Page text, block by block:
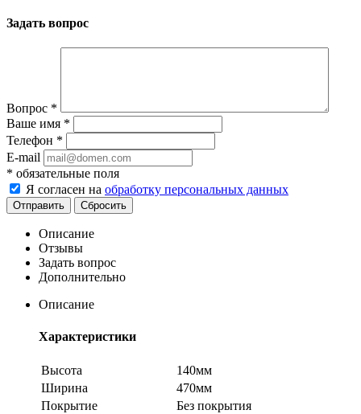
Задать вопрос
Вопрос *
Ваше имя *
Телефон *
E-mail
* обязательные поля
Я согласен на обработку персональных данных
Сбросить
Описание
Отзывы
Задать вопрос
Дополнительно
Описание
Характеристики
Высота
140мм
Ширина
470мм
Покрытие
Без покрытия